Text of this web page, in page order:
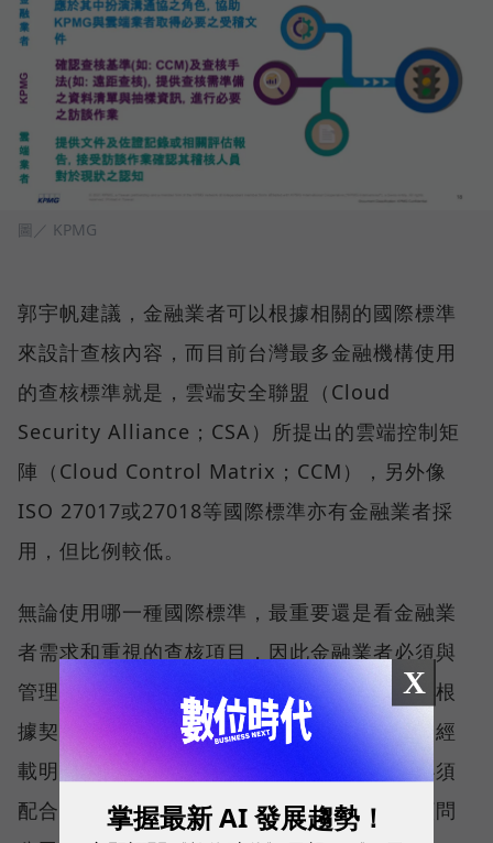
圖／ KPMG
郭宇帆建議，金融業者可以根據相關的國際標準
來設計查核內容，而目前台灣最多金融機構使用
的查核標準就是，雲端安全聯盟（Cloud
Security Alliance；CSA）所提出的雲端控制矩
陣（Cloud Control Matrix；CCM），另外像
ISO 27017或27018等國際標準亦有金融業者採
用，但比例較低。
無論使用哪一種國際標準，最重要還是看金融業
者需求和重視的查核項目，因此金融業者必須與
管理顧問公司仔細溝通查核的基準和手法，再根
據契約向雲服務供應商行使查核權，也因為已經
載明在契約裡，所以雲服務業者不能拒絕，必須
配合金融業者的要求，提供相關資料，管理顧問
X
掌握最新 AI 發展趨勢！